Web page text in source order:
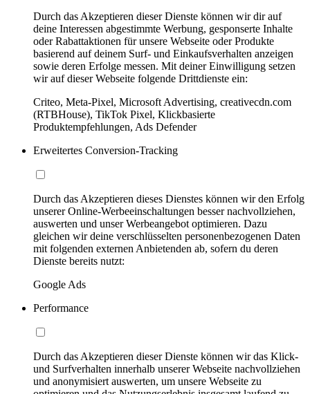
Durch das Akzeptieren dieser Dienste können wir dir auf
deine Interessen abgestimmte Werbung, gesponserte Inhalte
oder Rabattaktionen für unsere Webseite oder Produkte
basierend auf deinem Surf- und Einkaufsverhalten anzeigen
sowie deren Erfolge messen. Mit deiner Einwilligung setzen
wir auf dieser Webseite folgende Drittdienste ein:
Criteo, Meta-Pixel, Microsoft Advertising, creativecdn.com
(RTBHouse), TikTok Pixel, Klickbasierte
Produktempfehlungen, Ads Defender
Erweitertes Conversion-Tracking
Durch das Akzeptieren dieses Dienstes können wir den Erfolg
unserer Online-Werbeeinschaltungen besser nachvollziehen,
auswerten und unser Werbeangebot optimieren. Dazu
gleichen wir deine verschlüsselten personenbezogenen Daten
mit folgenden externen Anbietenden ab, sofern du deren
Dienste bereits nutzt:
Google Ads
Performance
Durch das Akzeptieren dieser Dienste können wir das Klick-
und Surfverhalten innerhalb unserer Webseite nachvollziehen
und anonymisiert auswerten, um unsere Webseite zu